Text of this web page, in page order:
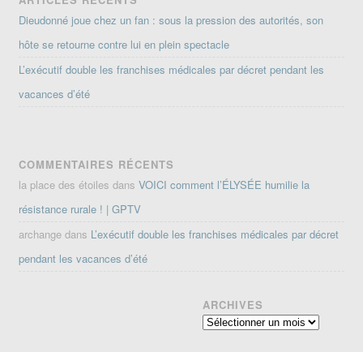
Dieudonné joue chez un fan : sous la pression des autorités, son
hôte se retourne contre lui en plein spectacle
L’exécutif double les franchises médicales par décret pendant les
vacances d’été
COMMENTAIRES RÉCENTS
la place des étoiles dansVOICI comment l’ÉLYSÉE humilie la
résistance rurale ! | GPTV
archange dans L’exécutif double les franchises médicales par décret
pendant les vacances d’été
ARCHIVES
Archives